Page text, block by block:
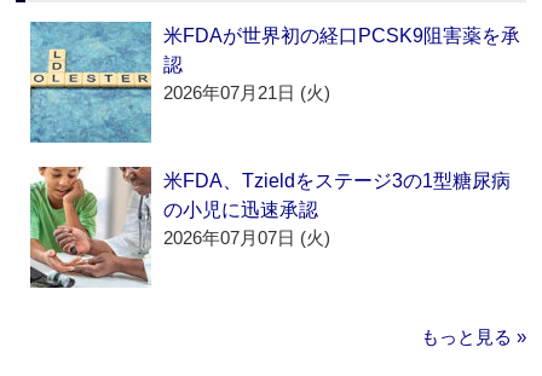
米FDAが世界初の経口PCSK9阻害薬を承
認
2026年07月21日 (火)
米FDA、Tzieldをステージ3の1型糖尿病
の小児に迅速承認
2026年07月07日 (火)
もっと見る »